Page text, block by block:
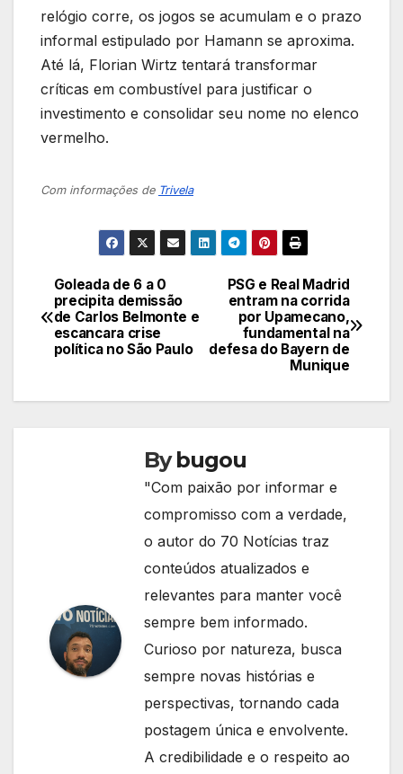
relógio corre, os jogos se acumulam e o prazo
informal estipulado por Hamann se aproxima.
Até lá, Florian Wirtz tentará transformar
críticas em combustível para justificar o
investimento e consolidar seu nome no elenco
vermelho.
Com informações de Trivela
Navegação
de
Post
PSG e Real Madrid
entram na corrida
por Upamecano,
fundamental na
defesa do Bayern de
Munique
Goleada de 6 a 0
precipita demissão
de Carlos Belmonte e
escancara crise
política no São Paulo
Bybugou
"Com paixão por informar e
compromisso com a verdade,
o autor do 70 Notícias traz
conteúdos atualizados e
relevantes para manter você
sempre bem informado.
Curioso por natureza, busca
sempre novas histórias e
perspectivas, tornando cada
postagem única e envolvente.
A credibilidade e o respeito ao